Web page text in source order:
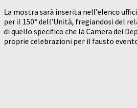
La mostra sarà inserita nell’elenco
per il 150° dell’Unità, fregiandosi del
di quello specifico che la Camera dei
proprie celebrazioni per il fausto